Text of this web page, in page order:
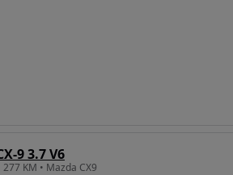
9 3.7 V6
KM • Mazda CX9